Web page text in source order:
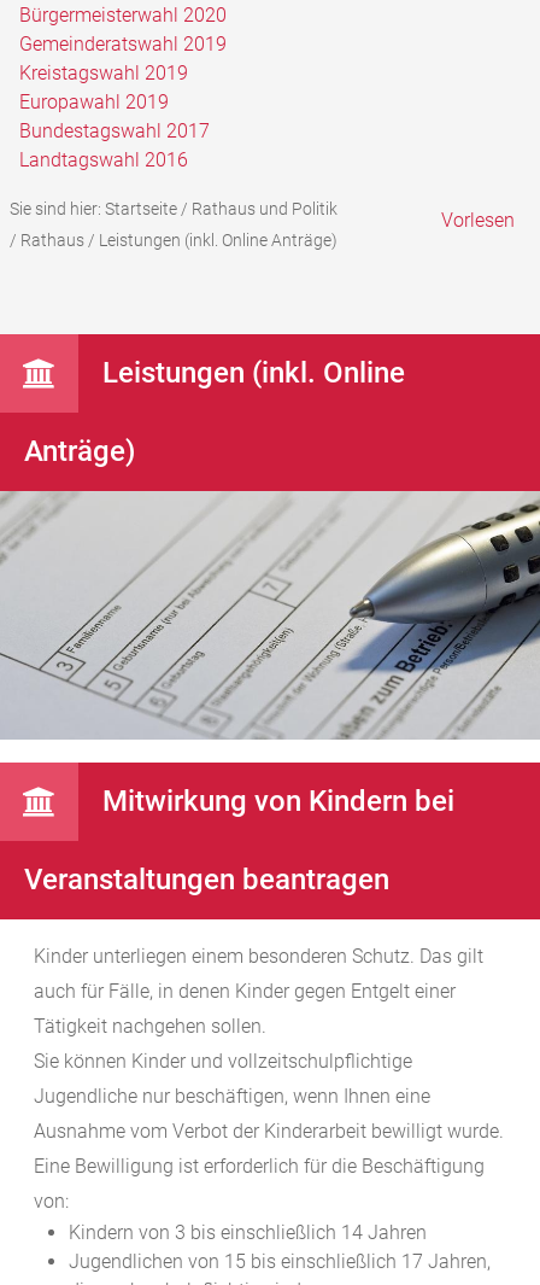
Bürgermeisterwahl 2020
Gemeinderatswahl 2019
Kreistagswahl 2019
Europawahl 2019
Bundestagswahl 2017
Landtagswahl 2016
Sie sind hier: Startseite/ Rathaus und Politik
/ Rathaus/ Leistungen (inkl. Online Anträge)
Vorlesen
Leistungen (inkl. Online
Anträge)
Mitwirkung von Kindern bei
Veranstaltungen beantragen
Kinder unterliegen einem besonderen Schutz. Das gilt
auch für Fälle, in denen Kinder gegen Entgelt einer
Tätigkeit nachgehen sollen.
Sie können Kinder und vollzeitschulpflichtige
Jugendliche nur beschäftigen, wenn Ihnen eine
Ausnahme vom Verbot der Kinderarbeit bewilligt wurde.
Eine Bewilligung ist erforderlich für die Beschäftigung
von:
Kindern von 3 bis einschließlich 14 Jahren
Jugendlichen von 15 bis einschließlich 17 Jahren,